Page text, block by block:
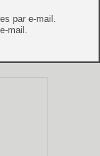
par e-mail.
mail.